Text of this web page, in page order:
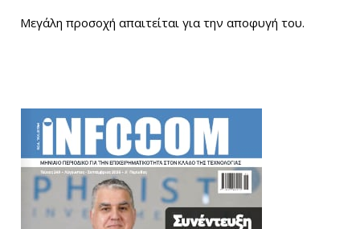
Μεγάλη προσοχή απαιτείται για την αποφυγή του.